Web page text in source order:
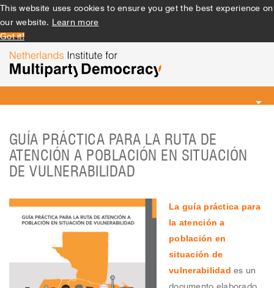
This website uses cookies to ensure you get the best experience on
our website. Learn more
Got it!
Toggle
GUÍA PRÁCTICA PARA LA RUTA DE
ATENCIÓN A POBLACIÓN EN SITUACIÓN
DE VULNERABILIDAD
La guía práctica para
la atención a
población en
situación de
vulnerabilidad
es un
documento elaborado